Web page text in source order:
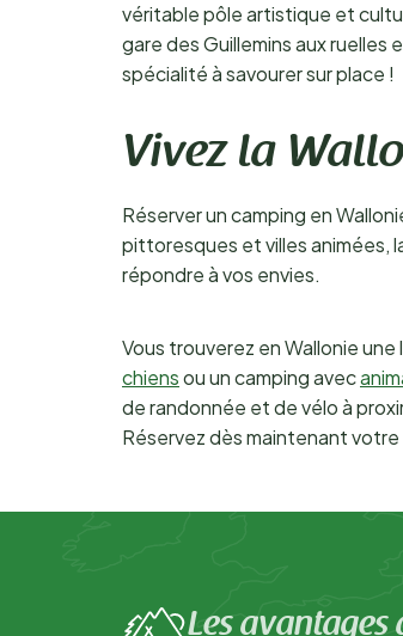
véritable pôle artistique et
gare des Guillemins aux
spécialité à savourer sur place !
Vivez la
Réserver un camping en
pittoresques et villes animées,
répondre à vos envies.
Vous trouverez en Wallonie une
chiensou un camping avec
de randonnée et de vélo à
Réservez dès maintenant
Les avantages